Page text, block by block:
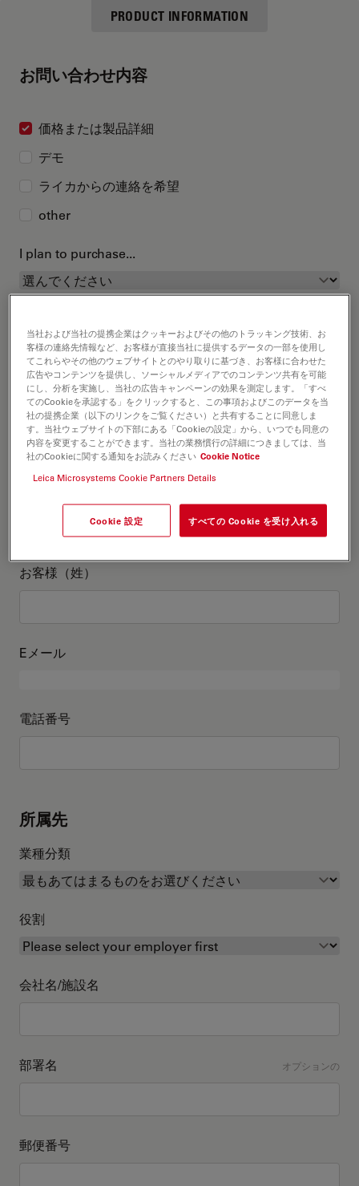
PRODUCT INFORMATION
お問い合わせ内容
価格または製品詳細
デモ
ライカからの連絡を希望
other
I plan to purchase...
お客様情報
役職 オプションの
お客様（姓）
Eメール
電話番号
所属先
業種分類
役割
会社名/施設名
部署名 オプションの
郵便番号
当社および当社の提携企業はクッキーおよびその他のトラッキング技術、お
客様の連絡先情報など、お客様が直接当社に提供するデータの一部を使用し
てこれらやその他のウェブサイトとのやり取りに基づき、お客様に合わせた
広告やコンテンツを提供し、ソーシャルメディアでのコンテンツ共有を可能
にし、分析を実施し、当社の広告キャンペーンの効果を測定します。「すべ
てのCookieを承認する」をクリックすると、この事項およびこのデータを当
社の提携企業（以下のリンクをご覧ください）と共有することに同意しま
す。当社ウェブサイトの下部にある「Cookieの設定」から、いつでも同意の
内容を変更することができます。当社の業務慣行の詳細につきましては、当
社のCookieに関する通知をお読みください Cookie Notice
Leica Microsystems Cookie Partners Details
Cookie 設定 すべての Cookie を受け入れる